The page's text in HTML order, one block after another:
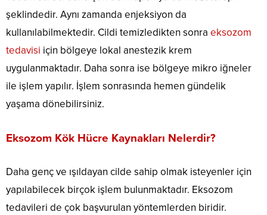
şeklindedir. Aynı zamanda enjeksiyon da
kullanılabilmektedir. Cildi temizledikten sonra eksozom
tedavisi için bölgeye lokal anestezik krem
uygulanmaktadır. Daha sonra ise bölgeye mikro iğneler
ile işlem yapılır. İşlem sonrasında hemen gündelik
yaşama dönebilirsiniz.
Eksozom Kök Hücre Kaynakları Nelerdir?
Daha genç ve ışıldayan cilde sahip olmak isteyenler için
yapılabilecek birçok işlem bulunmaktadır. Eksozom
tedavileri de çok başvurulan yöntemlerden biridir.